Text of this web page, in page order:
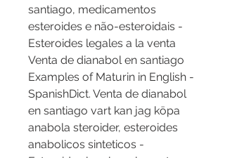
santiago, medicamentos
esteroides e não-esteroidais -
Esteroides legales a la venta
Venta de dianabol en santiago
Examples of Maturin in English -
SpanishDict. Venta de dianabol
en santiago vart kan jag köpa
anabola steroider, esteroides
anabolicos sinteticos -